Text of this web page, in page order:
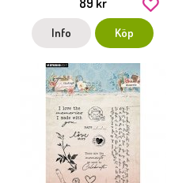
Light 10x14,8 cm
89 kr
Info Köp